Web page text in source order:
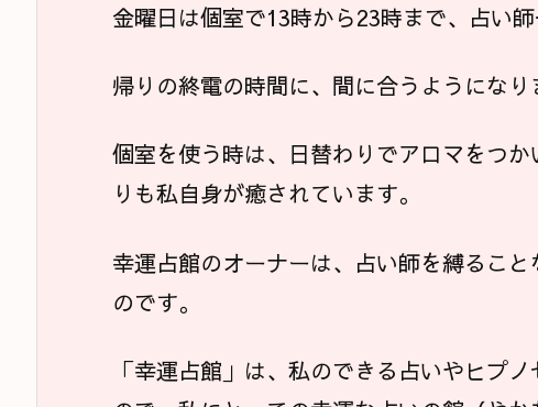
金曜日は個室で13時から23時まで、占い
帰りの終電の時間に、間に合うようになり
個室を使う時は、日替わりでアロマをつ
りも私自身が癒されています。
幸運占館のオーナーは、占い師を縛るこ
のです。
「幸運占館」は、私のできる占いやヒプ